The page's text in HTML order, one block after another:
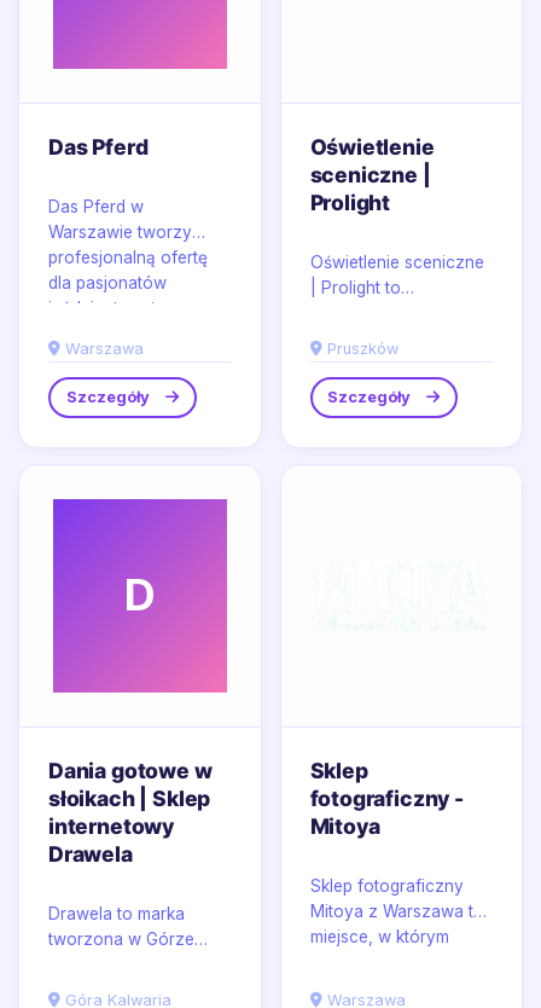
Das Pferd
Das Pferd w
Warszawie tworzy
profesjonalną ofertę
dla pasjonatów
jeździectwa, łącząc
Warszawa
Szczegóły
Oświetlenie
sceniczne |
Prolight
Oświetlenie sceniczne
| Prolight to
precyzję montażu z
wyrazistą estetyką
światła,...
Pruszków
Szczegóły
D
Dania gotowe w
słoikach | Sklep
internetowy
Drawela
Drawela to marka
tworzona w Górze
praktyczny przemysł
Góra Kalwaria
Sklep
fotograficzny -
Mitoya
Sklep fotograficzny
Mitoya z Warszawa to
miejsce, w którym
Warszawa